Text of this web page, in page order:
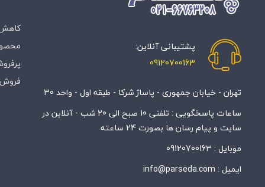
پشتیبانی آنلاین:
09120700163
تهران - خیابان جمهوری - پاساژ شرکا - طبقه اول - واحد 30
ساعات پاسخگویی : تلفنی 10 صبح الی 20 شب - آنلاین در
سایت و پیام رسان ها بصورت 24 ساعته
موبایل : 09120700163
ایمیل : info@parseda.com